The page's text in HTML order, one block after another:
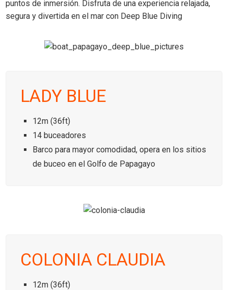
puntos de inmersión. Disfruta de una experiencia relajada,
segura y divertida en el mar con Deep Blue Diving
LADY BLUE
12m (36ft)
14 buceadores
Barco para mayor comodidad, opera en los sitios
de buceo en el Golfo de Papagayo
COLONIA CLAUDIA
12m (36ft)